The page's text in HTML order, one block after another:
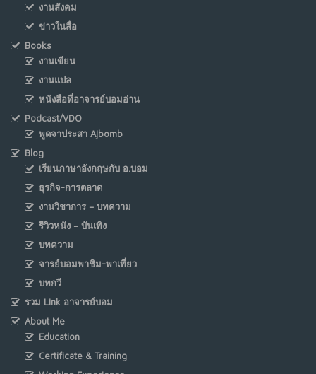
งานสังคม
ข่าวในสื่อ
Books
งานเขียน
งานแปล
หนังสือที่อาจารย์บอมอ่าน
Podcast/VDO
พูดจาประสา Ajbomb
Blog
เรียนภาษาอังกฤษกับ อ.บอม
ธุรกิจ-การตลาด
งานวิชาการ – บทความ
รีวิวหนัง – บันเทิง
บทความ
จารย์บอมพาชิม-พาเที่ยว
บทกวี
รวม Link อาจารย์บอม
About Me
Education
Certificate & Training